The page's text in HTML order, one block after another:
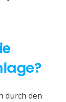
durch den